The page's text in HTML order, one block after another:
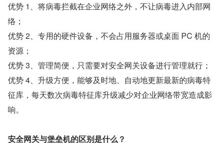
优势 1、将病毒拦截在企业网络之外，不让病毒进入内部网
络；
优势 2、专用的硬件设备，不会占用服务器或桌面 PC 机的
资源；
优势 3、管理简便，只需要对安全网关设备进行管理就行；
优势 4、升级方便，能够及时地、自动地更新最新的病毒特
征库，每天数次病毒特征库升级减少对企业网络带宽造成影
响。
安全网关与堡垒机的区别是什么？